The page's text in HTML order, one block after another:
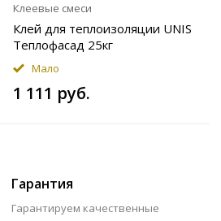
Клеевые смеси
Клей для теплоизоляции UNIS
Теплофасад 25кг
Мало
1 111 руб.
Гарантия
Гарантируем качественные